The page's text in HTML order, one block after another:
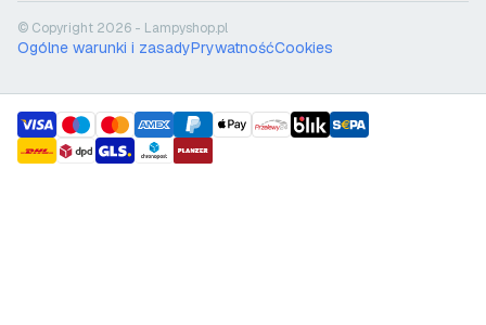
© Copyright 2026 - Lampyshop.pl
Ogólne warunki i zasadyPrywatnośćCookies
payment methods
shipment methods